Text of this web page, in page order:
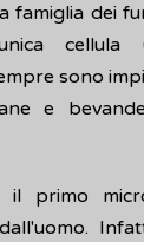
famiglia dei
cellula
sono
e
primo